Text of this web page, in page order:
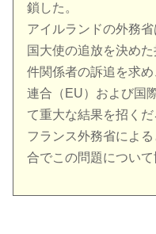
鎖した。
アイルランドの外務
国大使の追放を決め
件関係者の訴追を求
連合（EU）および国
て重大な結果を招くだ
フランス外務省によ
合でこの問題について